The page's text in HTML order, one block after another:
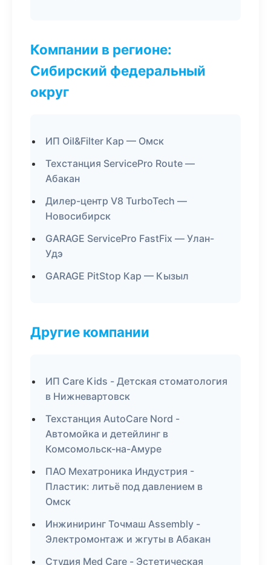
Компании в регионе:
Сибирский федеральный
округ
ИП Oil&Filter Кар — Омск
Техстанция ServicePro Route —
Абакан
Дилер-центр V8 TurboTech —
Новосибирск
GARAGE ServicePro FastFix — Улан-
Удэ
GARAGE PitStop Кар — Кызыл
Другие компании
ИП Care Kids - Детская стоматология
в Нижневартовск
Техстанция AutoCare Nord -
Автомойка и детейлинг в
Комсомольск-на-Амуре
ПАО Мехатроника Индустрия -
Пластик: литьё под давлением в
Омск
Инжиниринг Точмаш Assembly -
Электромонтаж и жгуты в Абакан
Студия Med Care - Эстетическая